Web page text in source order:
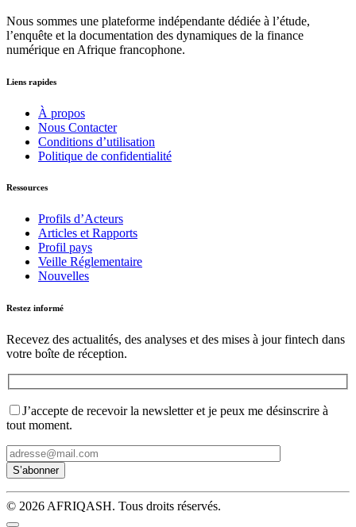
Nous sommes une plateforme indépendante dédiée à l’étude,
l’enquête et la documentation des dynamiques de la finance
numérique en Afrique francophone.
Liens rapides
À propos
Nous Contacter
Conditions d’utilisation
Politique de confidentialité
Ressources
Profils d’Acteurs
Articles et Rapports
Profil pays
Veille Réglementaire
Nouvelles
Restez informé
Recevez des actualités, des analyses et des mises à jour fintech dans
votre boîte de réception.
J’accepte de recevoir la newsletter et je peux me désinscrire à
tout moment.
© 2026 AFRIQASH. Tous droits réservés.